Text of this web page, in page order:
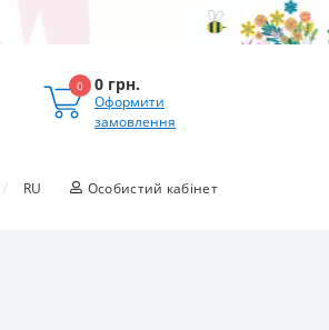
0 0 грн.
Оформити
замовлення
/ RU Особистий кабінет